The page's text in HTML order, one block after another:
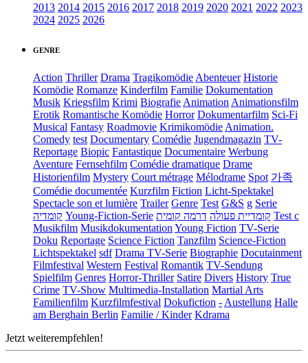
2013 2014 2015 2016 2017 2018 2019 2020 2021 2022 2023
2024 2025 2026
GENRE
Action Thriller Drama Tragikomödie Abenteuer Historie
Komödie Romanze Kinderfilm Familie Dokumentation
Musik Kriegsfilm Krimi Biografie Animation Animationsfilm
Erotik Romantische Komödie Horror Dokumentarfilm Sci-Fi
Musical Fantasy Roadmovie Krimikomödie Animation.
Comedy test Documentary Comédie Jugendmagazin TV-
Reportage Biopic Fantastique Documentaire Werbung
Aventure Fernsehfilm Comédie dramatique Drame
Historienfilm Mystery Court métrage Mélodrame Spot 가족
Comédie documentée Kurzfilm Fiction Licht-Spektakel
Spectacle son et lumière Trailer Genre Test G&S g Serie
קומדיה Young-Fiction-Serie קומדיית פעולה דרמה קומית
Test c
Musikfilm Musikdokumentation Young Fiction TV-Serie
Doku Reportage Science Fiction Tanzfilm Science-Fiction
Lichtspektakel sdf Drama TV-Serie Biographie Docutainment
Filmfestival Western Festival Romantik TV-Sendung
Spielfilm Genres Horror-Thriller Satire Divers History True
Crime TV-Show Multimedia-Installation Martial Arts
Familienfilm Kurzfilmfestival Dokufiction - Austellung Halle
am Berghain Berlin Familie / Kinder Kdrama
Jetzt weiterempfehlen!